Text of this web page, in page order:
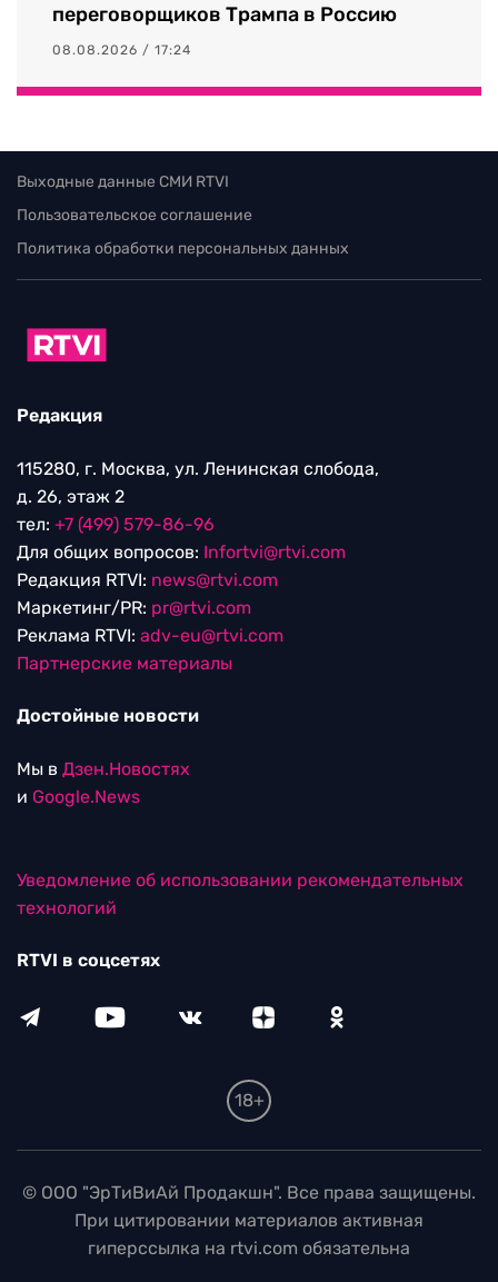
переговорщиков Трампа в Россию
08.08.2026 / 17:24
Выходные данные СМИ RTVI
Пользовательское соглашение
Политика обработки персональных данных
Редакция
115280, г. Москва, ул. Ленинская слобода,
д. 26, этаж 2
тел: +7 (499) 579-86-96
Для общих вопросов: Infortvi@rtvi.com
Редакция RTVI: news@rtvi.com
Маркетинг/PR: pr@rtvi.com
Реклама RTVI: adv-eu@rtvi.com
Партнерские материалы
Достойные новости
Мы в Дзен.Новостях
и Google.News
Уведомление об использовании рекомендательных
технологий
RTVI в соцсетях
18+
© ООО "ЭрТиВиАй Продакшн". Все права защищены.
При цитировании материалов активная
гиперссылка на rtvi.com обязательна